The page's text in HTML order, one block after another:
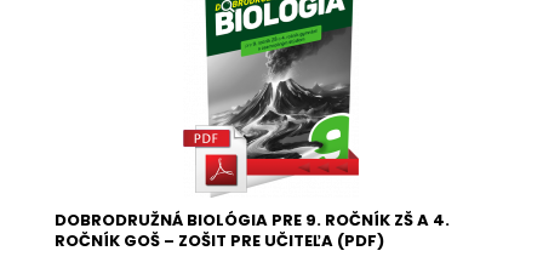
DOBRODRUŽNÁ BIOLÓGIA PRE 9. ROČNÍK ZŠ A 4.
ROČNÍK GOŠ – ZOŠIT PRE UČITEĽA (PDF)